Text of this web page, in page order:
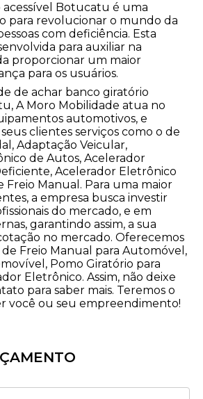
acessível Botucatu é uma
para revolucionar o mundo da
com deficiência. Esta
para auxiliar na
proporcionar um maior
para os usuários.
de achar banco giratório
A Moro Mobilidade atua no
automotivos, e
clientes serviços como o de
Adaptação Veicular,
de Autos, Acelerador
Acelerador Eletrônico
Freio Manual. Para uma maior
a empresa busca investir
do mercado, e em
garantindo assim, a sua
no mercado. Oferecemos
Freio Manual para Automóvel,
Pomo Giratório para
Eletrônico. Assim, não deixe
para saber mais. Teremos o
você ou seu empreendimento!